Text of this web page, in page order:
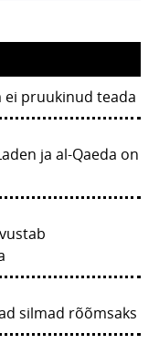
ei pruukinud teada
ja al-Qaeda on
silmad rõõmsaks